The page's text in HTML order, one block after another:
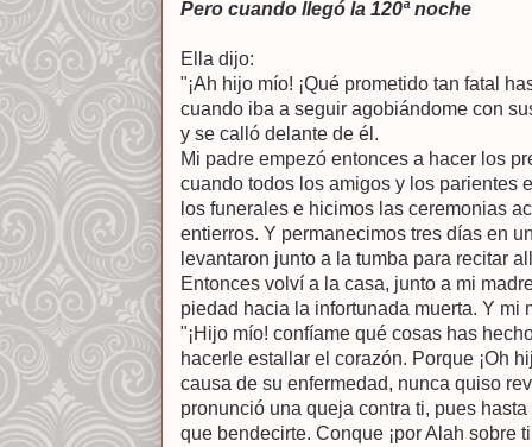
Pero cuando llegó la 120ª noche
Ella dijo:
"¡Ah hijo mío! ¡Qué prometido tan fatal
cuando iba a seguir agobiándome con
y se calló delante de él.
Mi padre empezó entonces a hacer los
cuando todos los amigos y los parientes
los funerales e hicimos las ceremonias
entierros. Y permanecimos tres días en
levantaron junto a la tumba para recitar
Entonces volví a la casa, junto a mi
piedad hacia la infortunada muerta. Y mi
"¡Hijo mío! confíame qué cosas has
hacerle estallar el corazón. Porque ¡Oh
causa de su enfermedad, nunca quiso
pronunció una queja contra ti, pues
que bendecirte. Conque ¡por Alah sobre